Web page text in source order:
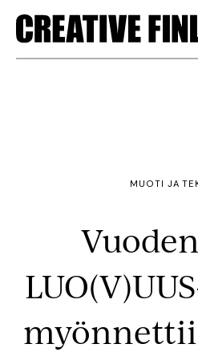
MUOTI JA